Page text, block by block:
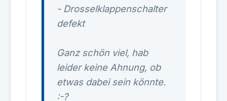
- Drosselklappenschalter
defekt
Ganz schön viel, hab
leider keine Ahnung, ob
etwas dabei sein könnte.
:-?